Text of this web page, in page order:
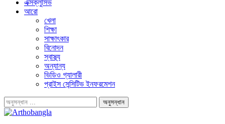
এক্সক্লুসিভ
আরো
খেলা
শিক্ষা
সাক্ষাৎকার
বিনোদন
স্বাস্থ্য
অন্যান্য
ভিডিও গ্যালারী
প্রাইস সেন্সিটিভ ইনফরমেশন